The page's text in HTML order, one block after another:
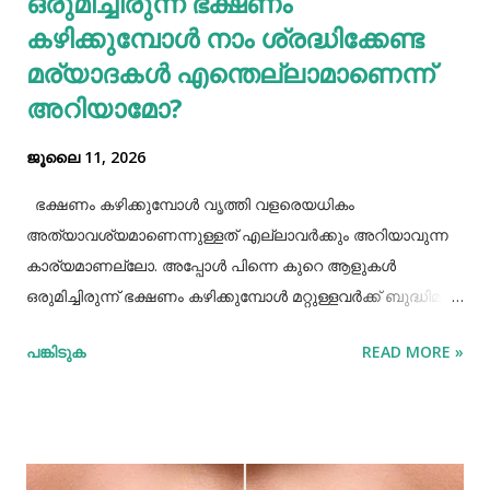
കഴിക്കുമ്പോൾ നാം ശ്രദ്ധിക്കേണ്ട
മര്യാദകൾ എന്തെല്ലാമാണെന്ന്
അറിയാമോ?
ജൂലൈ 11, 2026
ഭക്ഷണം കഴിക്കുമ്പോൾ വൃത്തി വളരെയധികം
അത്യാവശ്യമാണെന്നുള്ളത് എല്ലാവർക്കും അറിയാവുന്ന
കാര്യമാണല്ലോ. അപ്പോൾ പിന്നെ കുറെ ആളുകൾ
ഒരുമിച്ചിരുന്ന് ഭക്ഷണം കഴിക്കുമ്പോൾ മറ്റുള്ളവർക്ക് ബുദ്ധിമുട്ട്
ശ്രദ്ധിക്കേണ്ട ചില കാര്യങ്ങളുണ്ട്. ആദ്യമായി നമ്മൾ
കഴുകി ശുദ്ധിയാക്കേണ്ടതുണ്ട്. അതേപോലെ നമ്മുടെ
പങ്കിടുക READ MORE »